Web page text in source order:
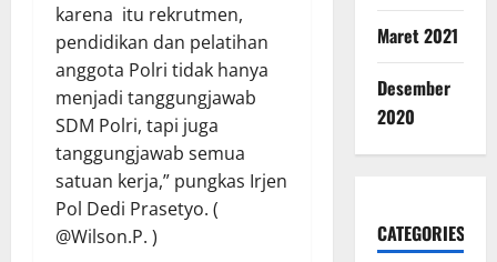
karena itu rekrutmen,
pendidikan dan pelatihan
anggota Polri tidak hanya
menjadi tanggungjawab
SDM Polri, tapi juga
tanggungjawab semua
satuan kerja,” pungkas Irjen
Pol Dedi Prasetyo. (
@Wilson.P. )
Maret 2021
Desember
2020
CATEGORIES